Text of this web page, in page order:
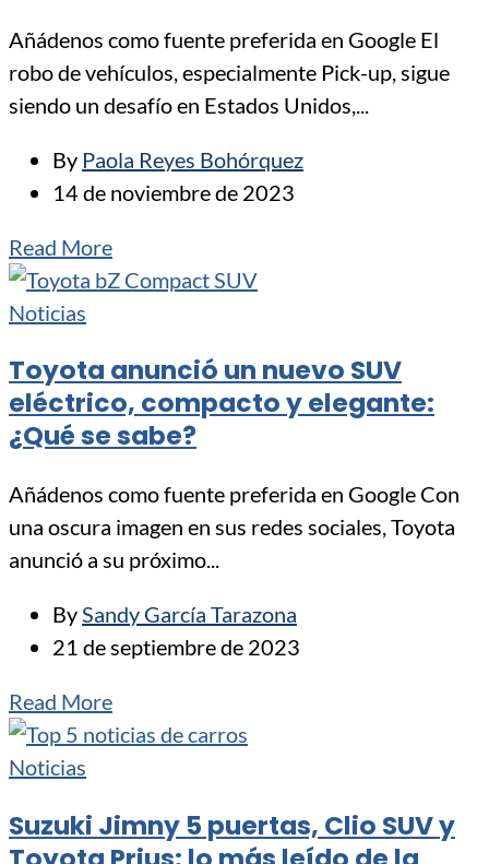
Añádenos como fuente preferida en Google El
robo de vehículos, especialmente Pick-up, sigue
siendo un desafío en Estados Unidos,...
By Paola Reyes Bohórquez
14 de noviembre de 2023
Read More
Noticias
Toyota anunció un nuevo SUV
eléctrico, compacto y elegante:
¿Qué se sabe?
Añádenos como fuente preferida en Google Con
una oscura imagen en sus redes sociales, Toyota
anunció a su próximo...
BySandy García Tarazona
21 de septiembre de 2023
Read More
Noticias
Suzuki Jimny 5 puertas, Clio SUV y